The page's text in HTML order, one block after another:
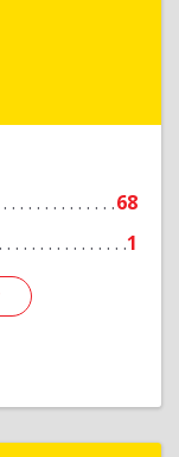
68
1
р-н, Шуя г,